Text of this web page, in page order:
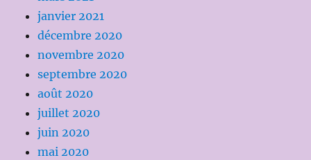
janvier 2021
décembre 2020
novembre 2020
septembre 2020
août 2020
juillet 2020
juin 2020
mai 2020